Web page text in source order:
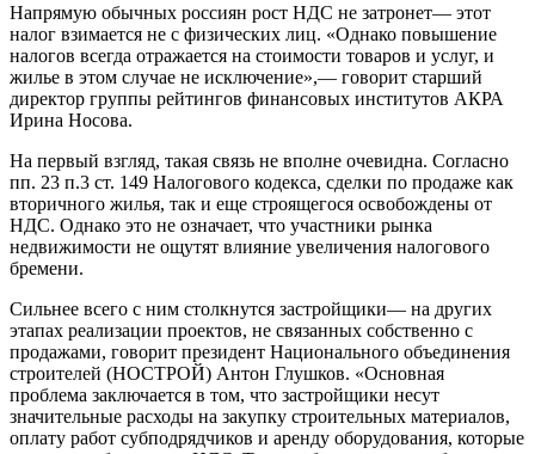
Напрямую обычных россиян рост НДС не затронет— этот
налог взимается не с физических лиц. «Однако повышение
налогов всегда отражается на стоимости товаров и услуг, и
жилье в этом случае не исключение»,— говорит старший
директор группы рейтингов финансовых институтов АКРА
Ирина Носова.
На первый взгляд, такая связь не вполне очевидна. Согласно
пп. 23 п.3 ст. 149 Налогового кодекса, сделки по продаже как
вторичного жилья, так и еще строящегося освобождены от
НДС. Однако это не означает, что участники рынка
недвижимости не ощутят влияние увеличения налогового
бремени.
Сильнее всего с ним столкнутся застройщики— на других
этапах реализации проектов, не связанных собственно с
продажами, говорит президент Национального объединения
строителей (НОСТРОЙ) Антон Глушков. «Основная
проблема заключается в том, что застройщики несут
значительные расходы на закупку строительных материалов,
оплату работ субподрядчиков и аренду оборудования, которые